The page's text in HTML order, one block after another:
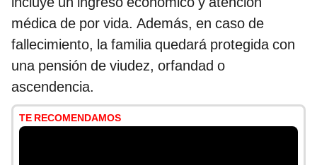
médica de por vida. Además, en caso de
fallecimiento, la familia quedará protegida con
una pensión de viudez, orfandad o
ascendencia.
TE RECOMENDAMOS